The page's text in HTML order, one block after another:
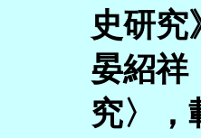
史研究
晏紹祥
究〉，